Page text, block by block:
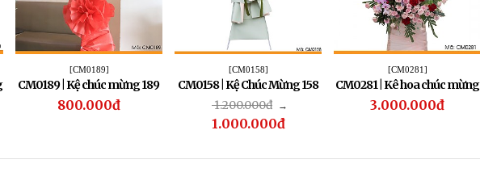
[CM0189]
CM0189 | Kệ chúc mừng 189
800.000đ
[CM0158]
CM0158 | Kệ Chúc Mừng 158
1.200.000đ →
1.000.000đ
[CM0281]
CM0281 | Kê hoa chúc mừng
281
3.000.000đ